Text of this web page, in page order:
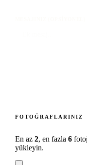
FOTOĞRAFLARINIZ
En az 2, en fazla 6
yükleyin.